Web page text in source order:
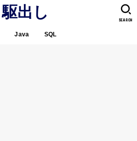
駆出し
Java SQL
SEARCH